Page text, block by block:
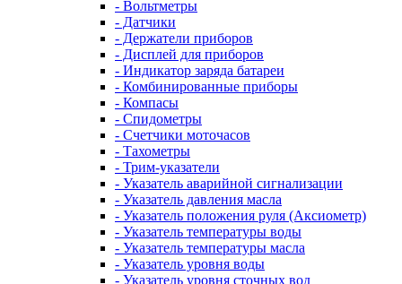
- Вольтметры
- Датчики
- Держатели приборов
- Дисплей для приборов
- Индикатор заряда батареи
- Комбинированные приборы
- Компасы
- Спидометры
- Счетчики моточасов
- Тахометры
- Трим-указатели
- Указатель аварийной сигнализации
- Указатель давления масла
- Указатель положения руля (Аксиометр)
- Указатель температуры воды
- Указатель температуры масла
- Указатель уровня воды
- Указатель уровня сточных вод